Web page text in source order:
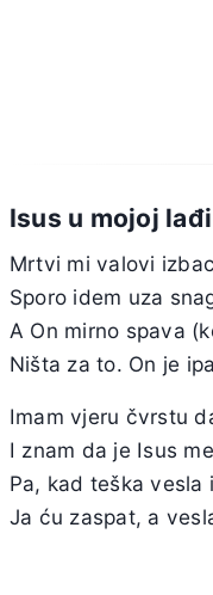
Isus u mojoj lađi
Mrtvi mi valovi
Sporo idem uza
A On mirno spava
Ništa za to. On je
Imam vjeru čvrstu
I znam da je Isus
Pa, kad teška vesla
Ja ću zaspat, a